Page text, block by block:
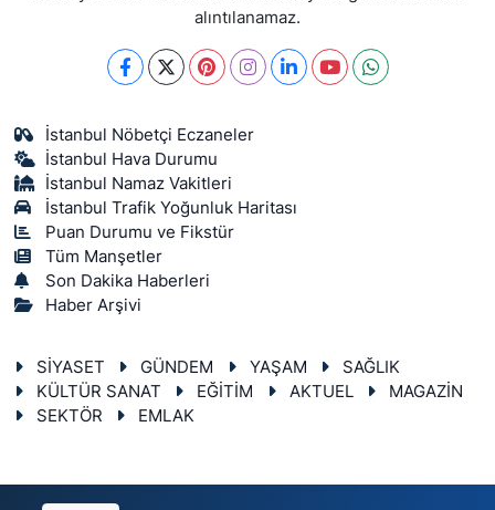
alıntılanamaz.
İstanbul Nöbetçi Eczaneler
İstanbul Hava Durumu
İstanbul Namaz Vakitleri
İstanbul Trafik Yoğunluk Haritası
Puan Durumu ve Fikstür
Tüm Manşetler
Son Dakika Haberleri
Haber Arşivi
SİYASET GÜNDEM YAŞAM
SAĞLIK
KÜLTÜR SANAT
EĞİTİM AKTUEL
MAGAZİN
SEKTÖR
EMLAK